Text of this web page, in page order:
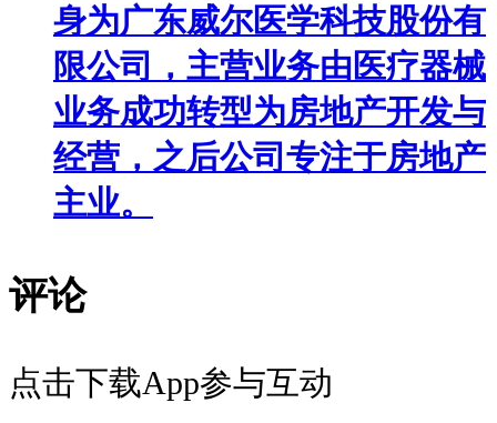
身为广东威尔医学科技股份有
限公司，主营业务由医疗器械
业务成功转型为房地产开发与
经营，之后公司专注于房地产
主业。
评论
点击下载App参与互动